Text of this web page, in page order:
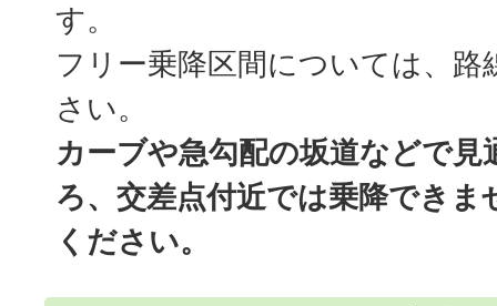
す。
フリー乗降区間については、路
さい。
カーブや急勾配の坂道などで見
ろ、交差点付近では乗降できま
ください。